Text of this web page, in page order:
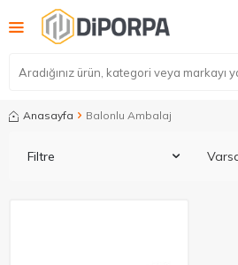
Anasayfa Balonlu Ambalaj
Filtre